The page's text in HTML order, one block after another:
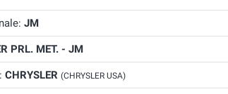
JM
PRL. MET. - JM
CHRYSLER (CHRYSLER USA)